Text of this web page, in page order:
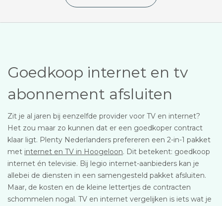
Goedkoop internet en tv
abonnement afsluiten
Zit je al jaren bij eenzelfde provider voor TV en internet?
Het zou maar zo kunnen dat er een goedkoper contract
klaar ligt. Plenty Nederlanders prefereren een 2-in-1 pakket
met internet en TV in Hoogeloon. Dit betekent: goedkoop
internet én televisie. Bij legio internet-aanbieders kan je
allebei de diensten in een samengesteld pakket afsluiten.
Maar, de kosten en de kleine lettertjes de contracten
schommelen nogal. TV en internet vergelijken is iets wat je